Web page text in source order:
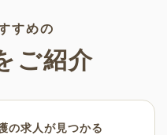
い♪
すめの
ご紹介
の求人が見つかる